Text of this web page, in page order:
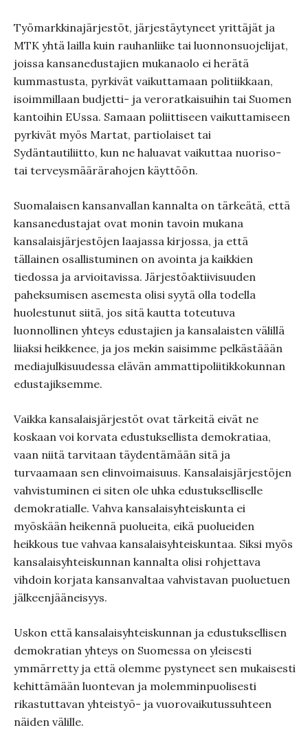
Työmarkkinajärjestöt, järjestäytyneet yrittäjät ja
MTK yhtä lailla kuin rauhanliike tai luonnonsuojelijat,
joissa kansanedustajien mukanaolo ei herätä
kummastusta, pyrkivät vaikuttamaan politiikkaan,
isoimmillaan budjetti- ja veroratkaisuihin tai Suomen
kantoihin EUssa. Samaan poliittiseen vaikuttamiseen
pyrkivät myös Martat, partiolaiset tai
Sydäntautiliitto, kun ne haluavat vaikuttaa nuoriso-
tai terveysmäärärahojen käyttöön.
Suomalaisen kansanvallan kannalta on tärkeätä, että
kansanedustajat ovat monin tavoin mukana
kansalaisjärjestöjen laajassa kirjossa, ja että
tällainen osallistuminen on avointa ja kaikkien
tiedossa ja arvioitavissa. Järjestöaktiivisuuden
paheksumisen asemesta olisi syytä olla todella
huolestunut siitä, jos sitä kautta toteutuva
luonnollinen yhteys edustajien ja kansalaisten välillä
liiaksi heikkenee, ja jos mekin saisimme pelkästäään
mediajulkisuudessa elävän ammattipoliitikkokunnan
edustajiksemme.
Vaikka kansalaisjärjestöt ovat tärkeitä eivät ne
koskaan voi korvata edustuksellista demokratiaa,
vaan niitä tarvitaan täydentämään sitä ja
turvaamaan sen elinvoimaisuus. Kansalaisjärjestöjen
vahvistuminen ei siten ole uhka edustukselliselle
demokratialle. Vahva kansalaisyhteiskunta ei
myöskään heikennä puolueita, eikä puolueiden
heikkous tue vahvaa kansalaisyhteiskuntaa. Siksi myös
kansalaisyhteiskunnan kannalta olisi rohjettava
vihdoin korjata kansanvaltaa vahvistavan puoluetuen
jälkeenjääneisyys.
Uskon että kansalaisyhteiskunnan ja edustuksellisen
demokratian yhteys on Suomessa on yleisesti
ymmärretty ja että olemme pystyneet sen mukaisesti
kehittämään luontevan ja molemminpuolisesti
rikastuttavan yhteistyö- ja vuorovaikutussuhteen
näiden välille.